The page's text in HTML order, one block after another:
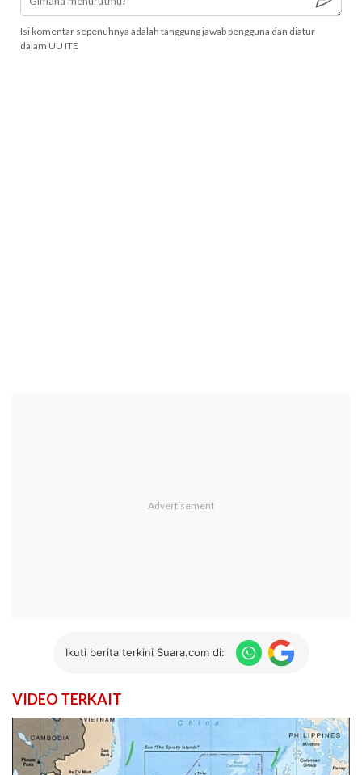
Isi komentar sepenuhnya adalah tanggung jawab pengguna dan diatur
dalam UU ITE
Ikuti berita terkini Suara.com di:
VIDEO TERKAIT